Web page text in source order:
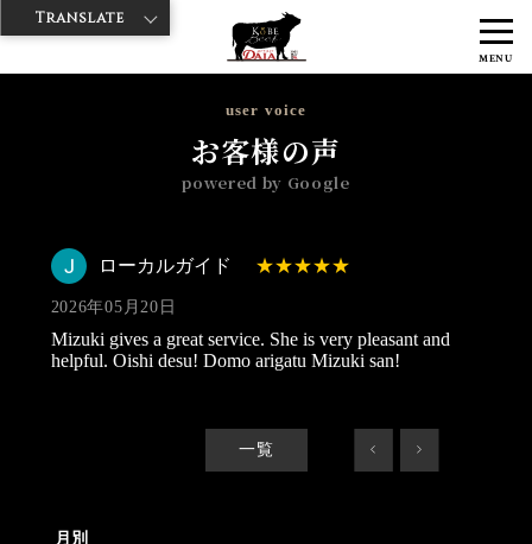
MENU
神戸牛ダイヤ > 神戸牛ダイア 雷門東店
ローカル
user voice
お客様の声
powered by Google
ローカルガイド
2026年05月20日
Mizuki gives a great service. She is very pleasant and
helpful. Oishi desu! Domo arigatu Mizuki san!
一覧 < >
月別
Translate